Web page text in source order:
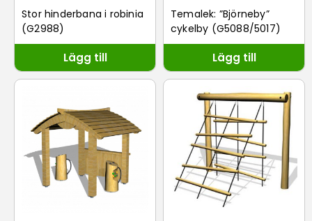
Stor hinderbana i robinia
(G2988)
Lägg till
Temalek: ”Björneby”
cykelby (G5088/5017)
Lägg till